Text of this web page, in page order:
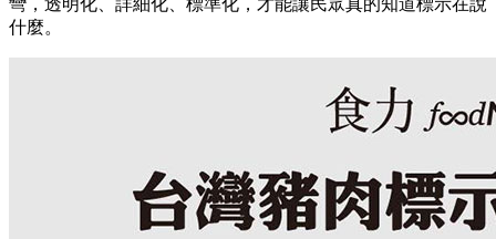
彎，透明化、詳細化、標準化，才能讓民眾真的知道標示在說
什麼。